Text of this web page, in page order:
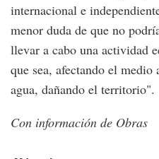
internacional e
menor duda de que no
llevar a cabo una actividad
que sea, afectando el
agua, dañando el territorio".
Con información de Obras